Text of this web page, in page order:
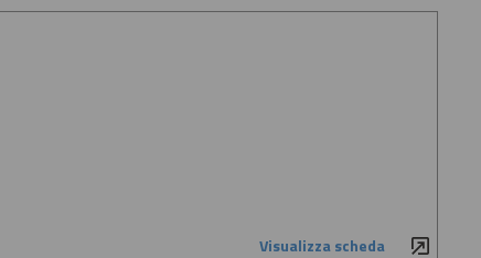
Visualizza scheda